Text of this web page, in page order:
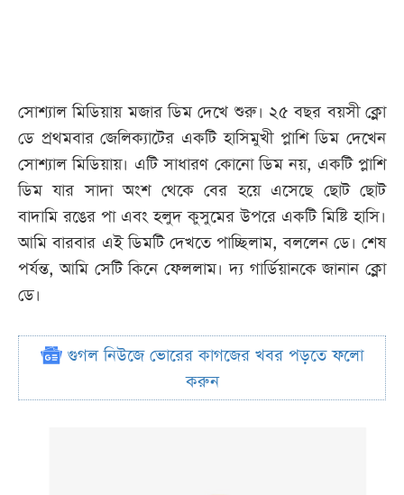
সোশ্যাল মিডিয়ায় মজার ডিম দেখে শুরু। ২৫ বছর বয়সী ক্লো
ডে প্রথমবার জেলিক্যাটের একটি হাসিমুখী প্লাশি ডিম দেখেন
সোশ্যাল মিডিয়ায়। এটি সাধারণ কোনো ডিম নয়, একটি প্লাশি
ডিম যার সাদা অংশ থেকে বের হয়ে এসেছে ছোট ছোট
বাদামি রঙের পা এবং হলুদ কুসুমের উপরে একটি মিষ্টি হাসি।
আমি বারবার এই ডিমটি দেখতে পাচ্ছিলাম, বললেন ডে। শেষ
পর্যন্ত, আমি সেটি কিনে ফেললাম। দ্য গার্ডিয়ানকে জানান ক্লো
ডে।
গুগল নিউজে ভোরের কাগজের খবর পড়তে ফলো
করুন